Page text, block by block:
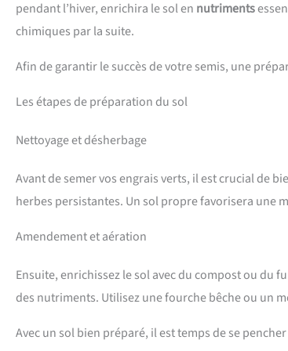
pendant l’hiver, enrichira le sol en nutriments
chimiques par la suite.
Afin de garantir le succès de votre semis, une
Les étapes de préparation du sol
Nettoyage et désherbage
Avant de semer vos engrais verts, il est crucial de
herbes persistantes. Un sol propre favorisera une
Amendement et aération
Ensuite, enrichissez le sol avec du compost ou du
des nutriments. Utilisez une fourche bêche ou un
Avec un sol bien préparé, il est temps de se